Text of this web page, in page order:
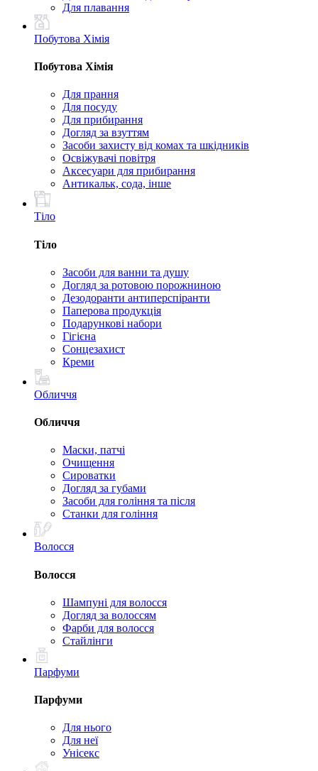
Для плавання
Побутова Хімія
Побутова Хімія
Для прання
Для посуду
Для прибирання
Догляд за взуттям
Засоби захисту від комах та шкідників
Освіжувачі повітря
Аксесуари для прибирання
Антикальк, сода, інше
Тіло
Тіло
Засоби для ванни та душу
Догляд за ротовою порожниною
Дезодоранти антиперспіранти
Паперова продукція
Подарункові набори
Гігієна
Сонцезахист
Креми
Обличчя
Обличчя
Маски, патчі
Очищення
Сироватки
Догляд за губами
Засоби для гоління та після
Станки для гоління
Волосся
Волосся
Шампуні для волосся
Догляд за волоссям
Фарби для волосся
Стайлінги
Парфуми
Парфуми
Для нього
Для неї
Унісекс